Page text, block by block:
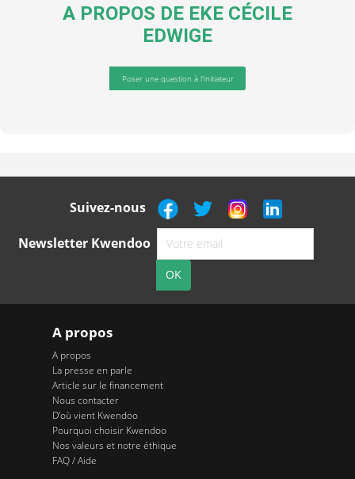
A PROPOS DE EKE CÉCILE
EDWIGE
Poser une question à l'initiateur
Suivez-nous
Newsletter Kwendoo
A propos
A propos
La presse en parle
Article sur le financement
Nous contacter
D'où vient Kwendoo
Pourquoi choisir Kwendoo
Nos valeurs et notre éthique
FAQ / Aide